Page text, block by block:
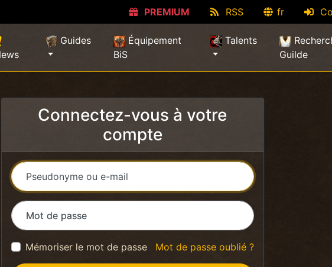
PREMIUM RSS fr
Guides
Équipement
BiS
Talents
Guilde
Connectez-vous à votre
compte
Pseudonyme ou e-mail
Mot de passe
Mémoriser le mot de passe Mot de passe oublié ?